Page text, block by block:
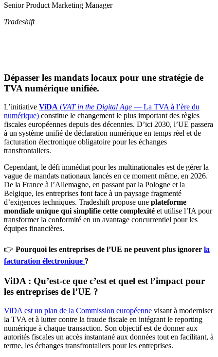
Senior Product Marketing Manager
Tradeshift
Dépasser les mandats locaux pour une stratégie de
TVA numérique unifiée.
L’initiative ViDA (VAT in the Digital Age — La TVA à l’ère du
numérique) constitue le changement le plus important des règles
fiscales européennes depuis des décennies. D’ici 2030, l’UE passera
à un système unifié de déclaration numérique en temps réel et de
facturation électronique obligatoire pour les échanges
transfrontaliers.
Cependant, le défi immédiat pour les multinationales est de gérer la
vague de mandats nationaux lancés en ce moment même, en 2026.
De la France à l’Allemagne, en passant par la Pologne et la
Belgique, les entreprises font face à un paysage fragmenté
d’exigences techniques. Tradeshift propose une plateforme
mondiale unique qui simplifie cette complexité et utilise l’IA pour
transformer la conformité en un avantage concurrentiel pour les
équipes financières.
👉 Pourquoi les entreprises de l’UE ne peuvent plus ignorer la
facturation électronique ?
ViDA : Qu’est-ce que c’est et quel est l’impact pour
les entreprises de l’UE ?
ViDA est un plan de la Commission européenne visant à moderniser
la TVA et à lutter contre la fraude fiscale en intégrant le reporting
numérique à chaque transaction. Son objectif est de donner aux
autorités fiscales un accès instantané aux données tout en facilitant, à
terme, les échanges transfrontaliers pour les entreprises.